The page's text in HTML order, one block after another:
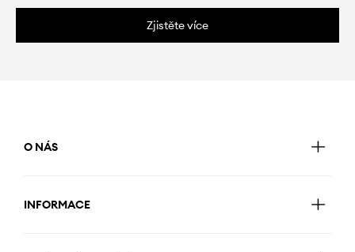
Zjistěte více
O NÁS
INFORMACE